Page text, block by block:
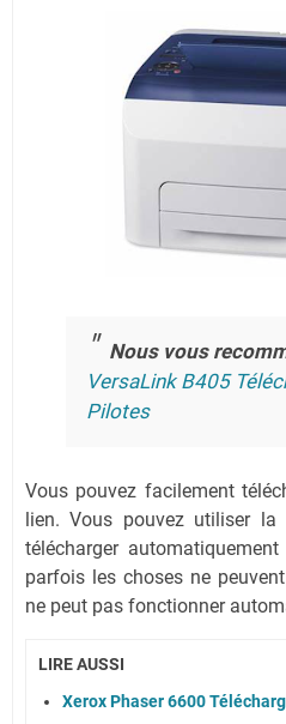
Nous vous
VersaLink B405
Pilotes
Vous pouvez facilement
lien.Vous pouvez utiliser
télécharger
parfois les choses ne
ne peut pas fonctionner
LIRE AUSSI
Xerox Phaser 6600